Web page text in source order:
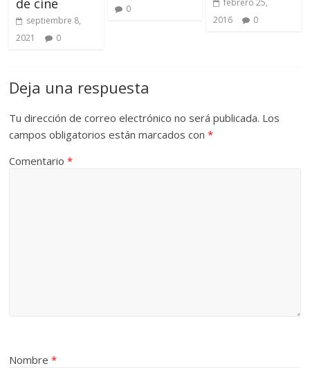
septiembre 8,
2021
0
0
2016
0
Deja una respuesta
Tu dirección de correo electrónico no será publicada. Los
campos obligatorios están marcados con*
Comentario*
Nombre*